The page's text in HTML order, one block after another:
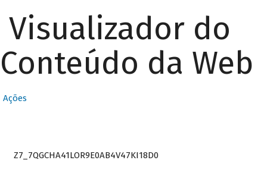
Visualizador do
Conteúdo da Web
Ações
Z7_7QGCHA41LOR9E0AB4V47KI18D0